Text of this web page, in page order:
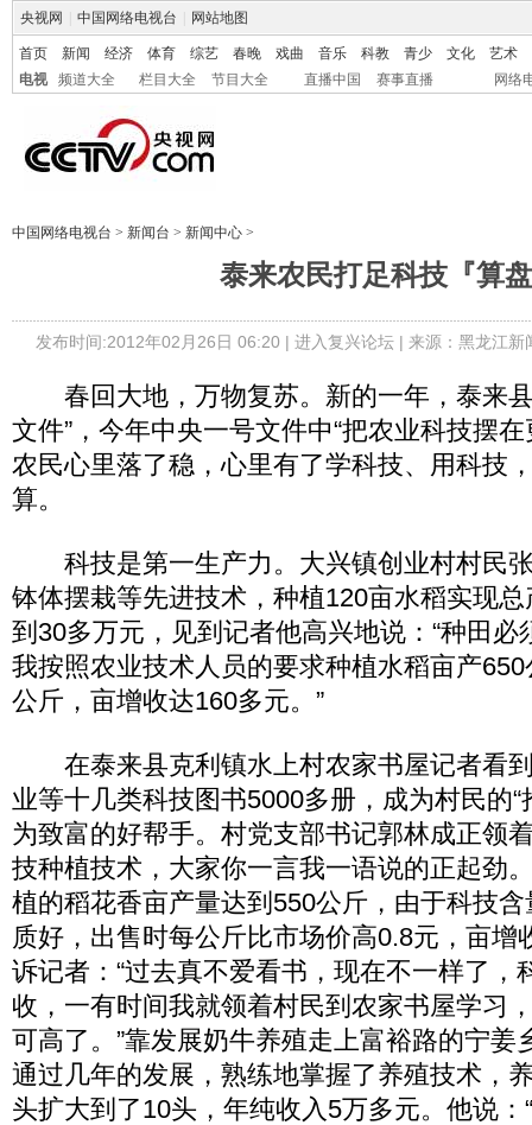
央视网 中国网络电视台 网站地图
首页 新闻 经济 体育 综艺 春晚 戏曲 音乐 科教 青少 文化
艺术
电视
频道大全 栏目大全 节目大全 直播中国 赛事直播 网络
中国网络电视台 > 新闻台 > 新闻中心 >
泰来农民打足科技『算
发布时间:2012年02月26日 06:20 | 进入复兴论坛 | 来源：黑龙江
春回大地，万物复苏。新的一年，泰来县
文件”，今年中央一号文件中“把农业科技摆
农民心里落了稳，心里有了学科技、用科技
算。
科技是第一生产力。大兴镇创业村村民
钵体摆栽等先进技术，种植120亩水稻实现
到30多万元，见到记者他高兴地说：“种田必
我按照农业技术人员的要求种植水稻亩产
公斤，亩增收达160多元。”
在泰来县克利镇水上村农家书屋记者看
业等十几类科技图书5000多册，成为村民的“
为致富的好帮手。村党支部书记郭林成正领
技种植技术，大家你一言我一语说的正起劲
植的稻花香亩产量达到550公斤，由于科技
质好，出售时每公斤比市场价高0.8元，亩增
诉记者：“过去真不爱看书，现在不一样了，
收，一有时间我就领着村民到农家书屋学习
可高了。”靠发展奶牛养殖走上富裕路的宁姜
通过几年的发展，熟练地掌握了养殖技术，
头扩大到了10头，年纯收入5万多元。他说：